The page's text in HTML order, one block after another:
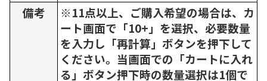
備考
※11点以上、ご購入希望の場合は、カ
ート画面で「10+」を選択、必要数量
を入力し「再計算」ボタンを押下して
ください。当画面での「カートに入れ
る」ボタン押下時の数量選択は1個で